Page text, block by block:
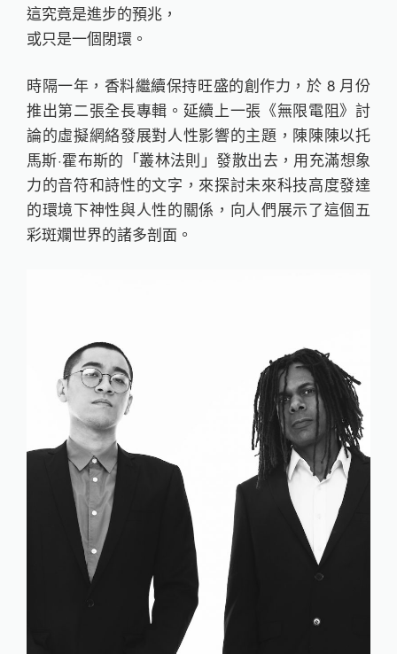
這究竟是進步的預兆，
或只是一個閉環。
時隔一年，香料繼續保持旺盛的創作力，於 8 月份
推出第二張全長專輯。延續上一張《無限電阻》討
論的虛擬網絡發展對人性影響的主題，陳陳陳以托
馬斯·霍布斯的「叢林法則」發散出去，用充滿想象
力的音符和詩性的文字，來探討未來科技高度發達
的環境下神性與人性的關係，向人們展示了這個五
彩斑斕世界的諸多剖面。